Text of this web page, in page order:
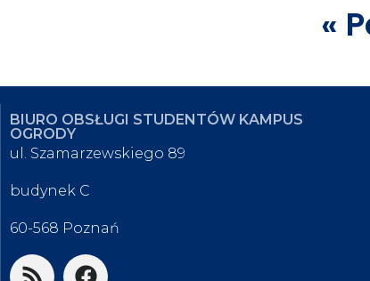
«
BIURO OBSŁUGI STUDENTÓW KAMPUS
OGRODY
ul. Szamarzewskiego 89
budynek C
60-568 Poznań